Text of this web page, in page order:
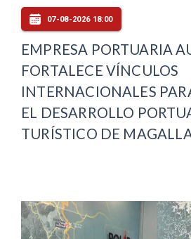
07-08-2026 18:00
EMPRESA PORTUARIA
FORTALECE VÍNCULOS
INTERNACIONALES
EL DESARROLLO
TURÍSTICO DE